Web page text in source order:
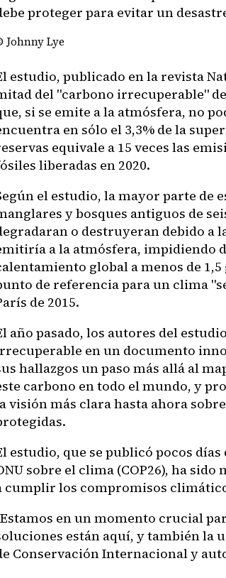
proteger para evitar un
Johnny Lye
estudio, publicado en la revista
del "carbono irrecuperable"
si se emite a la atmósfera, no
en sólo el 3,3% de la
equivale a 15 veces las
liberadas en 2020.
el estudio, la mayor parte de
y bosques antiguos de
o destruyeran debido a
a la atmósfera, impidiendo
global a menos de
de referencia para un clima
de 2015.
año pasado, los autores del
en un documento
hallazgos un paso más allá al
carbono en todo el mundo, y
visión más clara hasta ahora
estudio, que se publicó pocos
sobre el clima (COP26), ha
cumplir los compromisos
en un momento crucial
están aquí, y también la
Conservación Internacional y